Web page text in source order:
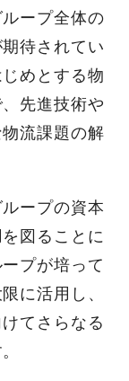
ープ全体の
待されてい
めとする物
先進技術や
流課題の解
ープの資本
図ることに
プが培って
に活用し、
てさらなる